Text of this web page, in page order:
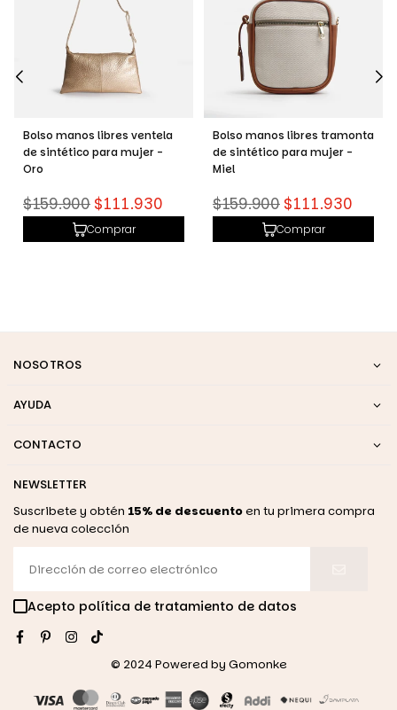
Bolso manos libres ventela
de sintético para mujer -
Oro
Precio
habitual
$159.900 $111.930
Comprar
Bolso manos libres tramonta
de sintético para mujer -
Miel
Precio
habitual
$159.900 $111.930
Comprar
NOSOTROS
AYUDA
CONTACTO
NEWSLETTER
Suscribete y obtén 15% de descuentoen tu primera compra
de nueva colección
Acepto política de tratamiento de datos
FacebookPinterestInstagram
© 2024 Powered by Gomonke